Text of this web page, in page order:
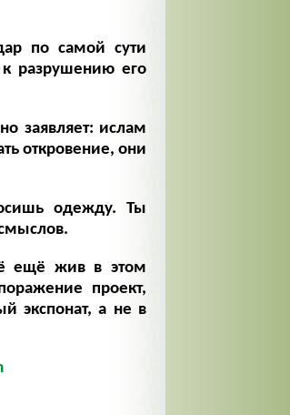
по самой сути
к разрушению его
заявляет: ислам
откровение, они
одежду. Ты
ещё жив в этом
проект,
экспонат, а не в